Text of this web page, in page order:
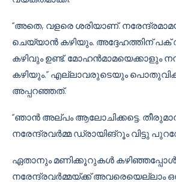
“അതെ, വളരെ ശരിയാണ്.
ചെയ്യാൻ കഴിയും. അദ്ദേഹത്തിന്
കഴിവും ഉണ്ട്. മോഹൻമാമയെക്കാളും
കഴിയും.” എല്ലാവരുടെയും
അപ്പറഞ്ഞത്.
“ഞാൻ അല്പം ആലോചിക്കട്ടെ.
നരേന്ദ്രവർമ്മ ഡ്രായിങ്‌റൂം വിട്ടു
ഏതാനും മണിക്കൂറുകൾ
നരേന്ദ്രവർമ്മയ്ക്ക് അവരെയെല്ലാം